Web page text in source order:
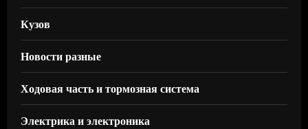
Кузов
Новости разные
Ходовая часть и тормозная система
Электрика и электроника